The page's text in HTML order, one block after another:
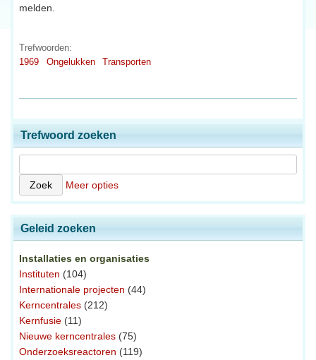
melden.
Trefwoorden:
1969
Ongelukken Transporten
Trefwoord zoeken
Meer opties
Geleid zoeken
Installaties en organisaties
Instituten (104)
Internationale projecten (44)
Kerncentrales (212)
Kernfusie (11)
Nieuwe kerncentrales (75)
Onderzoeksreactoren (119)